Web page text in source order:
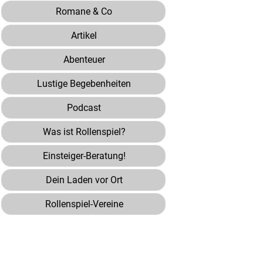
Romane & Co
Artikel
Abenteuer
Lustige Begebenheiten
Podcast
Was ist Rollenspiel?
Einsteiger-Beratung!
Dein Laden vor Ort
Rollenspiel-Vereine